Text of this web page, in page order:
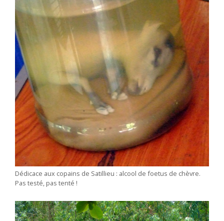
Dédicace aux copains de Satillieu : alcool de foetus de chèvre.
Pas testé, pas tenté !